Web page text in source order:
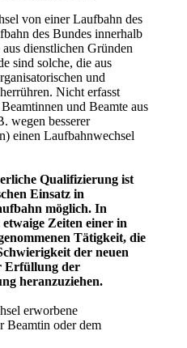
von einer Laufbahn des
des Bundes innerhalb
dienstlichen Gründen
sind solche, die aus
und
Nicht erfasst
und Beamte aus
wegen besserer
einen Laufbahnwechsel
Qualifizierung ist
Einsatz in
möglich. In
Zeiten einer in
Tätigkeit, die
der neuen
Erfüllung der
heranzuziehen.
erworbene
Beamtin oder dem